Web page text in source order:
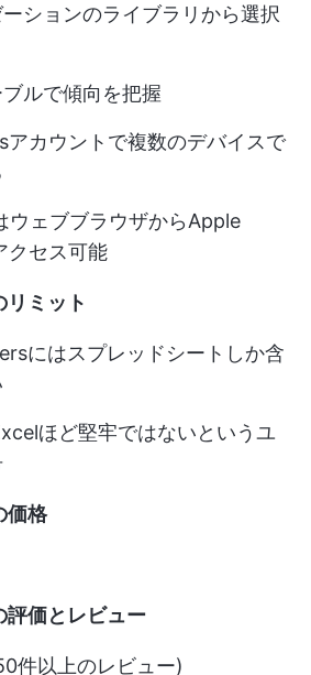
ションのライブラリから選択
ルで傾向を把握
アカウントで複数のデバイスで
ウェブブラウザからApple
クセス可能
ミット
にはスプレッドシートしか含
ほど堅牢ではないというユ
価格
価とレビュー
件以上のレビュー)